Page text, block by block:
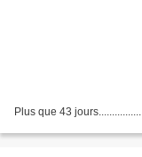
Plus que 43 jours................